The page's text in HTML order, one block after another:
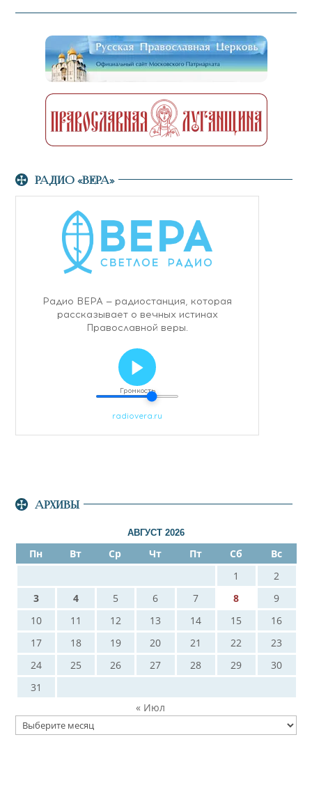
РАДИО «ВЕРА»
АРХИВЫ
АВГУСТ 2026
Пн Вт Ср Чт Пт Сб
Вс
1
2
3
4 5 6 7 8
9
10
11 12 13 14 15
16
17
18 19 20 21 22
23
24
25 26 27 28 29
30
31
« Июл
Архивы